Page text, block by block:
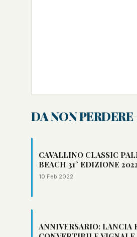
DA NON PERDERE
CAVALLINO CLASSIC
BEACH 31° EDIZIONE
10 Feb 2022
ANNIVERSARIO: LANCIA